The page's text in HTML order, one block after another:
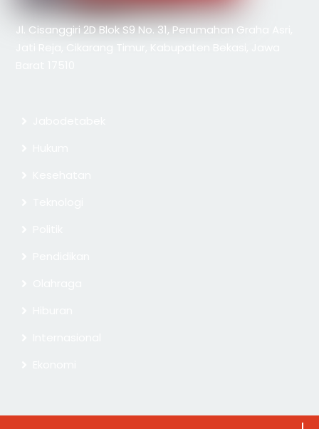
Jl. Cisanggiri 2D Blok S9 No. 31, Perumahan Graha Asri,
Jati Reja, Cikarang Timur, Kabupaten Bekasi, Jawa